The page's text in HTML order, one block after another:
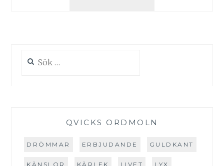
efter:
QVICKS ORDMOLN
DRÖMMAR ERBJUDANDE GULDKANT
KÄNSLOR KÄRLEK LIVET LYX